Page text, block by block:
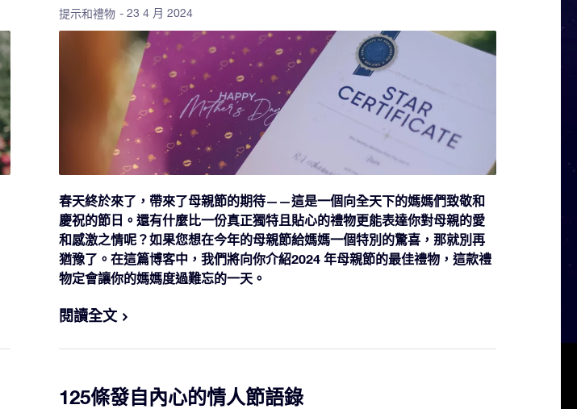
提示和禮物 - 23 4 月 2024
春天終於來了，帶來了母親節的期待——這是一個向全天下的媽媽們致敬和
慶祝的節日。還有什麼比一份真正獨特且貼心的禮物更能表達你對母親的愛
和感激之情呢？如果您想在今年的母親節給媽媽一個特別的驚喜，那就別再
猶豫了。在這篇博客中，我們將向你介紹2024 年母親節的最佳禮物，這款禮
物定會讓你的媽媽度過難忘的一天。
閱讀全文
125條發自內心的情人節語錄